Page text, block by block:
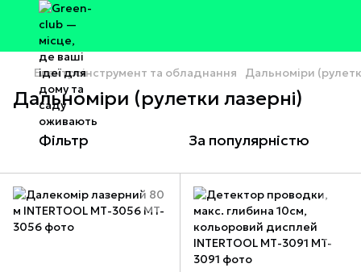
Електроінструмент та обладнання Дальноміри
Дальноміри (рулетки лазерні)
Фільтр За популярністю